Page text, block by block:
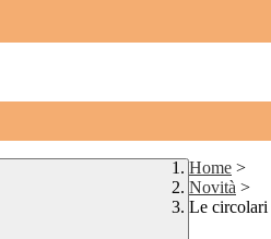
Home >
Novità >
Le circolari